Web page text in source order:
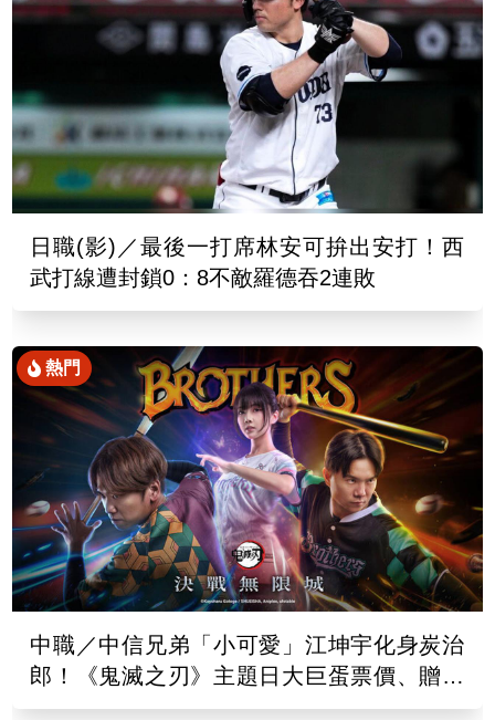
日職(影)／最後一打席林安可拚出安打！西
武打線遭封鎖0：8不敵羅德吞2連敗
熱門
中職／中信兄弟「小可愛」江坤宇化身炭治
郎！《鬼滅之刃》主題日大巨蛋票價、贈品
出爐